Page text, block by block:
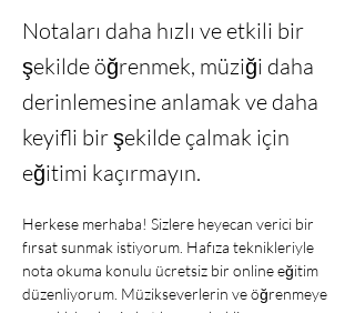
Notaları daha hızlı ve etkili bir
şekilde öğrenmek, müziği daha
derinlemesine anlamak ve daha
keyifli bir şekilde çalmak için
eğitimi kaçırmayın.
Herkese merhaba! Sizlere heyecan verici bir
fırsat sunmak istiyorum. Hafıza teknikleriyle
nota okuma konulu ücretsiz bir online eğitim
düzenliyorum. Müzikseverlerin ve öğrenmeye